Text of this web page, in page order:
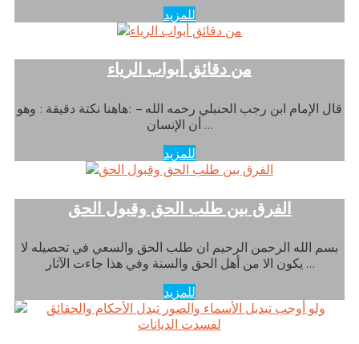
للمزيد
من دقائق أبواب الرياء
قال الإمام ابن رجب الحنبلي رحمه الله – :هاهنا نكتة دقيقة : وهو
أن الإنسان …
للمزيد
الفرق بين طلب الحق وقبول الحق
بسم الله الرحمن الرحيم ان طلب الحق والسعي في تحصيله لا
يكون الا من أهل الحق والسنة وفي هذا جاءت الآثار …
للمزيد